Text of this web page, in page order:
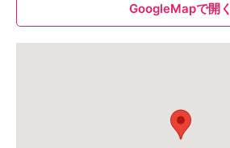
GoogleMapで開く